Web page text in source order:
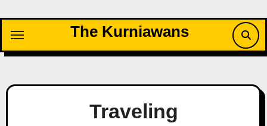
content
The Kurniawans
Traveling